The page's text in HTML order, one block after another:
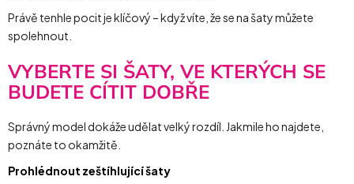
Právě tenhle pocit je klíčový – když víte, že se na šaty můžete
spolehnout.
VYBERTE SI ŠATY, VE KTERÝCH SE
BUDETE CÍTIT DOBŘE
Správný model dokáže udělat velký rozdíl. Jakmile ho najdete,
poznáte to okamžitě.
Prohlédnout zeštíhlující šaty